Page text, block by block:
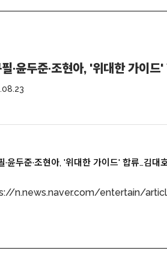
·윤두준·조현아, '위대한 가이
·윤두준·조현아, '위대한 가이드' 합류…김
n.news.naver.com/entertain/